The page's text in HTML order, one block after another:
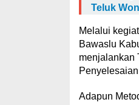
Teluk
Melalui
Bawaslu
menjalankan
Adapun